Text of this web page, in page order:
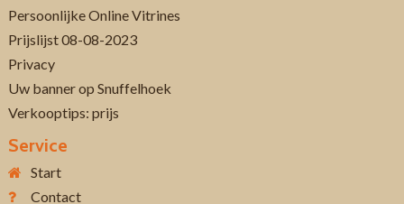
Persoonlijke Online Vitrines
Prijslijst 08-08-2023
Privacy
Uw banner op Snuffelhoek
Verkooptips: prijs
Service
Start
Contact